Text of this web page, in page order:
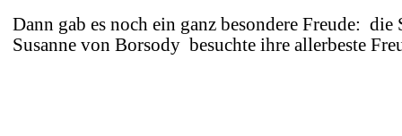
Dann gab es noch ein ganz besondere Freude: die
Susanne von Borsody besuchte ihre allerbeste